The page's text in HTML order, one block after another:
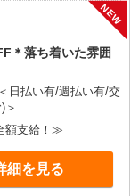
NEW
＊落ち着いた雰囲
日払い有/週払い有/交
＞
額支給！≫
細を見る